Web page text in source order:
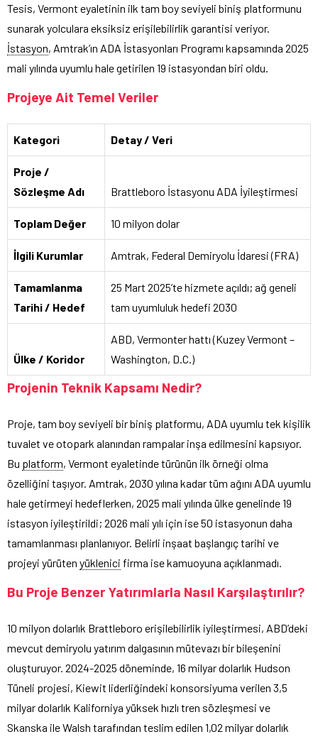
Tesis, Vermont eyaletinin ilk tam boy seviyeli biniş platformunu
sunarak yolculara eksiksiz erişilebilirlik garantisi veriyor.
İstasyon, Amtrak’ın ADA İstasyonları Programı kapsamında 2025
mali yılında uyumlu hale getirilen 19 istasyondan biri oldu.
Projeye Ait Temel Veriler
Kategori Detay / Veri
Proje /
Sözleşme Adı
Brattleboro İstasyonu ADA İyileştirmesi
Toplam Değer 10 milyon dolar
İlgili Kurumlar Amtrak, Federal Demiryolu İdaresi (FRA)
Tamamlanma
Tarihi / Hedef
25 Mart 2025’te hizmete açıldı; ağ geneli
tam uyumluluk hedefi 2030
Ülke / Koridor
ABD, Vermonter hattı (Kuzey Vermont –
Washington, D.C.)
Projenin Teknik Kapsamı Nedir?
Proje, tam boy seviyeli bir biniş platformu, ADA uyumlu tek kişilik
tuvalet ve otopark alanından rampalar inşa edilmesini kapsıyor.
Bu platform, Vermont eyaletinde türünün ilk örneği olma
özelliğini taşıyor. Amtrak, 2030 yılına kadar tüm ağını ADA uyumlu
hale getirmeyi hedeflerken, 2025 mali yılında ülke genelinde 19
istasyon iyileştirildi; 2026 mali yılı için ise 50 istasyonun daha
tamamlanması planlanıyor. Belirli inşaat başlangıç tarihi ve
projeyi yürüten yüklenici firma ise kamuoyuna açıklanmadı.
Bu Proje Benzer Yatırımlarla Nasıl Karşılaştırılır?
10 milyon dolarlık Brattleboro erişilebilirlik iyileştirmesi, ABD’deki
mevcut demiryolu yatırım dalgasının mütevazı bir bileşenini
oluşturuyor. 2024-2025 döneminde, 16 milyar dolarlık Hudson
Tüneli projesi, Kiewit liderliğindeki konsorsiyuma verilen 3,5
milyar dolarlık Kaliforniya yüksek hızlı tren sözleşmesi ve
Skanska ile Walsh tarafından teslim edilen 1,02 milyar dolarlık